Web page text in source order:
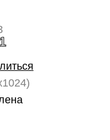
1